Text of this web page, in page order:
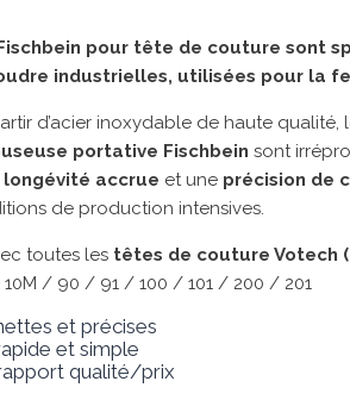
pour tête de couture sont
industrielles, utilisées pour la
d’acier inoxydable de haute qualité,
portative Fischbein sont
longévité accrue et une précision de
de production intensives.
toutes les têtes de couture Votech
/ 90 / 91 / 100 / 101 / 200 / 201
et précises
et simple
qualité/prix
MARQUES PARTENAIRES
Strapack
Transpak HSM
Ripack